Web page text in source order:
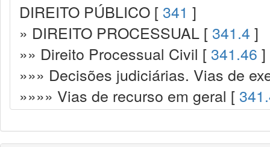
DIREITO PÚBLICO [ 341 ]
» DIREITO PROCESSUAL [ 341.4 ]
»» Direito Processual Civil [ 341.46 ]
»»» Decisões judiciárias. Vias de
»»»» Vias de recurso em geral [